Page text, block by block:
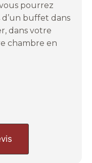
pourrez
buffet dans
dans votre
chambre en